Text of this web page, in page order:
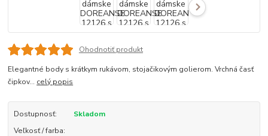
Ohodnotiť produkt
Elegantné body s krátkym rukávom, stojačikovým golierom. Vrchná časť
čipkov... celý popis
Dostupnosť:
Skladom
Veľkosť / farba: